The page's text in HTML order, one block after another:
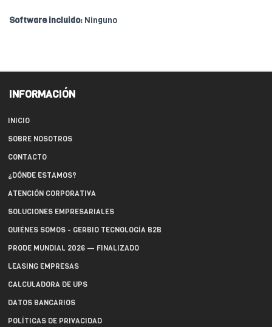
Software incluido: Ninguno
INFORMACIÓN
INICIO
SOBRE NOSOTROS
CONTACTO
¿DÓNDE ESTAMOS?
ATENCIÓN CORPORATIVA
SOLUCIONES EMPRESARIALES
QUIÉNES SOMOS - GERBIO TECNOLOGÍA B2B
PRODE MUNDIAL 2026 — FINALIZADO
LEASING EMPRESAS
CALCULADORA DE UPS
DATOS BANCARIOS
POLÍTICAS DE PRIVACIDAD